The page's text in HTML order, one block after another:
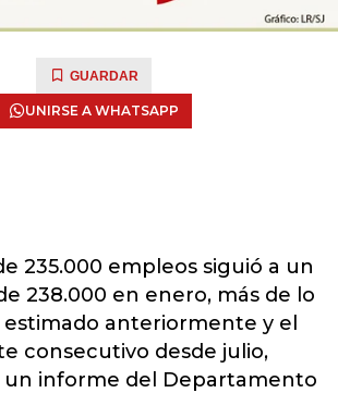
GUARDAR
UNIRSE A WHATSAPP
235.000 empleos siguió a un
238.000 en enero, más de lo
anteriormente y el
consecutivo desde julio,
un informe del Departamento